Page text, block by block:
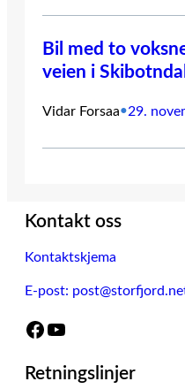
Bil med to
veien i
Vidar Forsaa•29.
Kontakt oss
Kontaktskjema
E-post:
Facebook YouTube
Retningslinjer